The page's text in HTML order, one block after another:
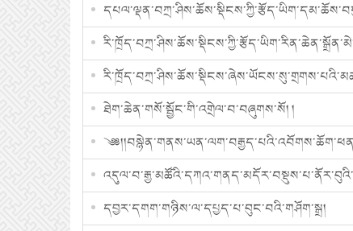
ཐེག་ཆེན་གསོ་སྦྱོང་གི་འགྲེལ་བ་བཞུགས་སོ། །
དབྱར་དགག་གཉིས་ལ་དཔྱད་པ་བུང་བའི་གཤོག་སྒྲ།